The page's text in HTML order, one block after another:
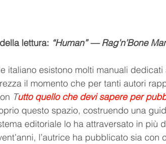
lettura: “Human” — Rag’n’Bone
italiano esistono molti manuali
il momento che per tanti autori
Tutto quello che devi sapere per
questo spazio, costruendo una
editoriale lo ha attraversato in più
l’autrice ha pubblicato sia con